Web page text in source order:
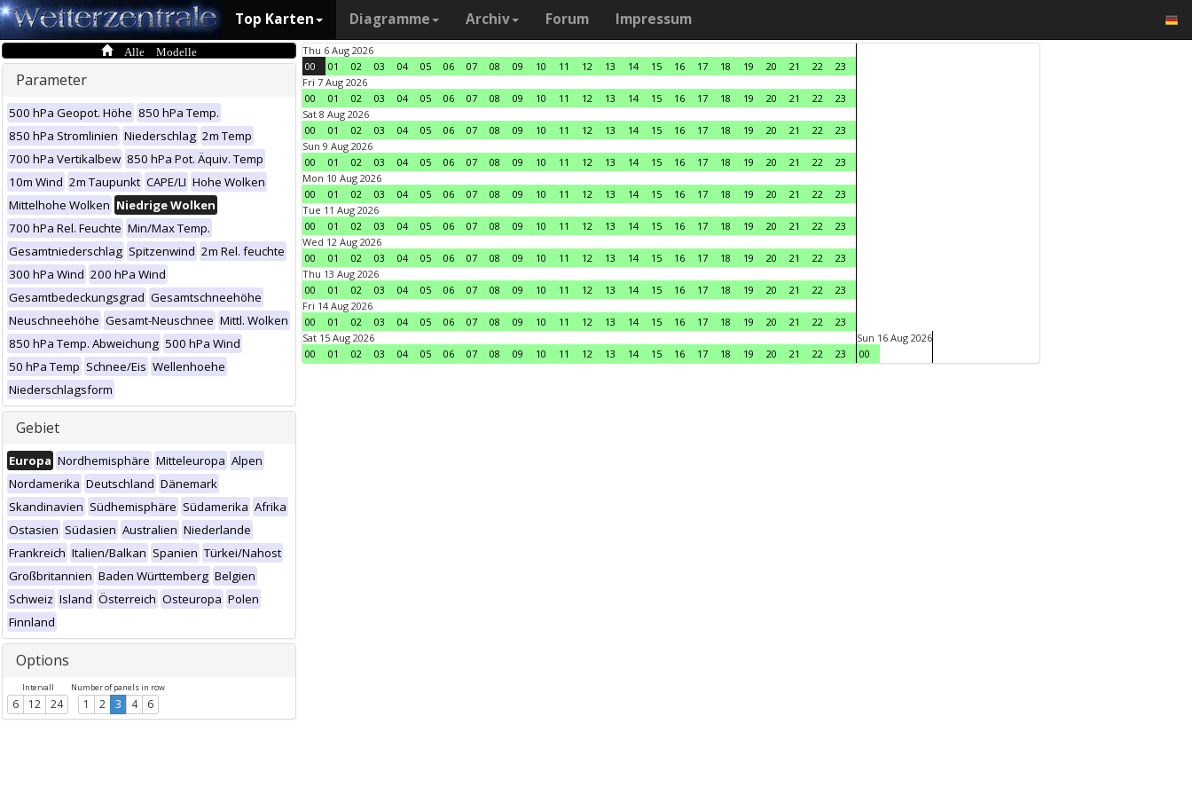
Top Karten Diagramme Archiv Forum Impressum
Alle Modelle
Parameter
500 hPa Geopot. Höhe 850 hPa Temp.
850 hPa Stromlinien Niederschlag 2m Temp
700 hPa Vertikalbew 850 hPa Pot. Äquiv. Temp
10m Wind 2m Taupunkt CAPE/LI Hohe Wolken
Mittelhohe Wolken Niedrige Wolken
700 hPa Rel. Feuchte Min/Max Temp.
Gesamtniederschlag Spitzenwind 2m Rel. feuchte
300 hPa Wind 200 hPa Wind
Gesamtbedeckungsgrad Gesamtschneehöhe
Neuschneehöhe Gesamt-Neuschnee Mittl. Wolken
850 hPa Temp. Abweichung 500 hPa Wind
50 hPa Temp Schnee/Eis Wellenhoehe
Niederschlagsform
Gebiet
Europa Nordhemisphäre Mitteleuropa Alpen
Nordamerika Deutschland Dänemark
Skandinavien Südhemisphäre Südamerika Afrika
Ostasien Südasien Australien Niederlande
Frankreich Italien/Balkan Spanien Türkei/Nahost
Großbritannien Baden Württemberg Belgien
Schweiz Island Österreich Osteuropa Polen
Finnland
Options
Intervall
6 12 24
Number of panels in row
1 2 3 4 6
Thu 6 Aug 2026
00
01 02 03 04 05 06 07 08 09 10 11 12 13 14 15 16 17 18 19 20 21 22
23
Fri 7 Aug 2026
00
01 02 03 04 05 06 07 08 09 10 11 12 13 14 15 16 17 18 19 20 21 22
23
Sat 8 Aug 2026
00
01 02 03 04 05 06 07 08 09 10 11 12 13 14 15 16 17 18 19 20 21 22
23
Sun 9 Aug 2026
00
01 02 03 04 05 06 07 08 09 10 11 12 13 14 15 16 17 18 19 20 21 22
23
Mon 10 Aug 2026
00
01 02 03 04 05 06 07 08 09 10 11 12 13 14 15 16 17 18 19 20 21 22
23
Tue 11 Aug 2026
00
01 02 03 04 05 06 07 08 09 10 11 12 13 14 15 16 17 18 19 20 21 22
23
Wed 12 Aug 2026
00
01 02 03 04 05 06 07 08 09 10 11 12 13 14 15 16 17 18 19 20 21 22
23
Thu 13 Aug 2026
00
01 02 03 04 05 06 07 08 09 10 11 12 13 14 15 16 17 18 19 20 21 22
23
Fri 14 Aug 2026
00
01 02 03 04 05 06 07 08 09 10 11 12 13 14 15 16 17 18 19 20 21 22
23
Sat 15 Aug 2026
00
01 02 03 04 05 06 07 08 09 10 11 12 13 14 15 16 17 18 19 20 21 22 23
Sun 16 Aug 2026
00